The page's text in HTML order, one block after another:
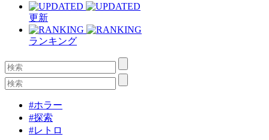
更新
ランキング
#ホラー
#探索
#レトロ